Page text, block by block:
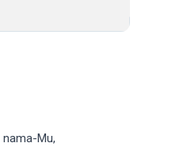
nama-Mu,